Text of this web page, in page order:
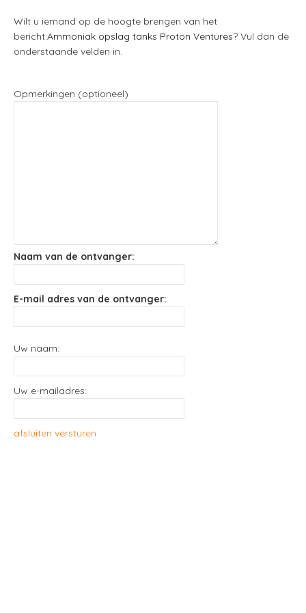
Wilt u iemand op de hoogte brengen van het
bericht:Ammoniak opslag tanks Proton Ventures? Vul dan de
onderstaande velden in.
Opmerkingen (optioneel)
Naam van de ontvanger:
E-mail adres van de ontvanger:
Uw naam:
Uw e-mailadres:
afsluiten versturen